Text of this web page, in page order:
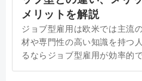
メリットを解説
ジョブ型雇用は欧米では主流
材や専門性の高い知識を持つ
るならジョブ型雇用が効率的で